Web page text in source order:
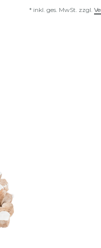
* inkl. ges. MwSt. zzgl.